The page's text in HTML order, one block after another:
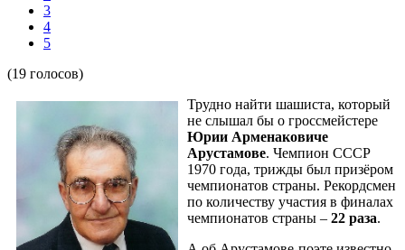
3
4
5
(19 голосов)
Трудно найти шашиста, который
не слышал бы о гроссмейстере
Юрии Арменаковиче
Арустамове. Чемпион СССР
1970 года, трижды был призёром
чемпионатов страны. Рекордсмен
по количеству участия в финалах
чемпионатов страны – 22 раза.